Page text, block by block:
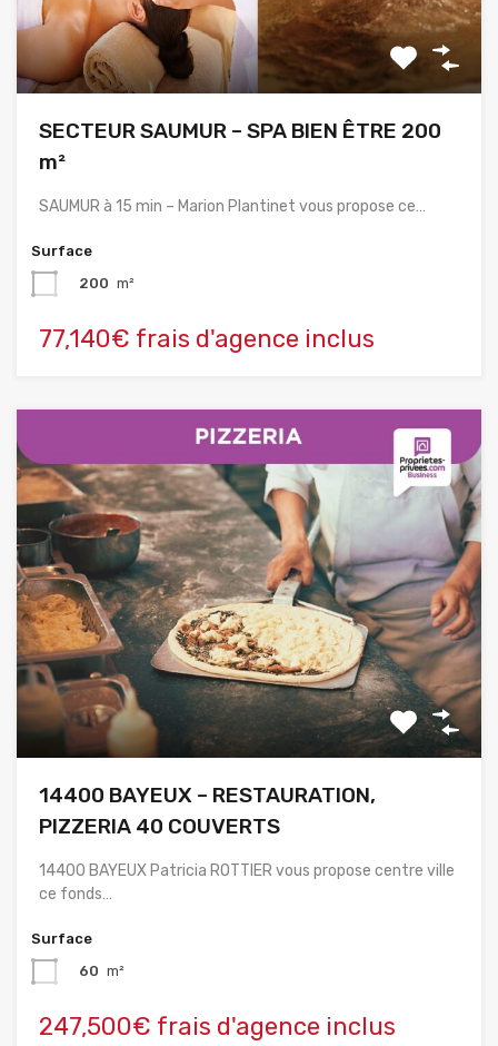
SECTEUR SAUMUR – SPA BIEN ÊTRE 200
m²
SAUMUR à 15 min – Marion Plantinet vous propose ce…
Surface
200 m²
77,140€ frais d'agence inclus
14400 BAYEUX – RESTAURATION,
PIZZERIA 40 COUVERTS
14400 BAYEUX Patricia ROTTIER vous propose centre ville
ce fonds…
Surface
60 m²
247,500€ frais d'agence inclus